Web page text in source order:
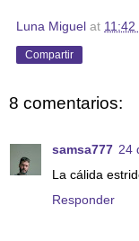
Luna Miguel at 11:42
Compartir
8 comentarios:
samsa777 24
La cálida
Responder